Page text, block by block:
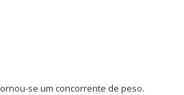
se um concorrente de peso.